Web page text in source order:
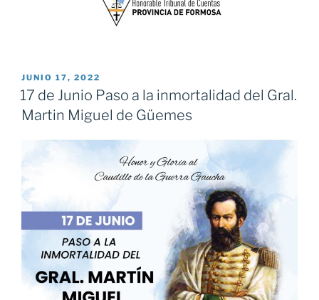
PUBLICADO
EL
JUNIO 17, 2022
17 de Junio Paso a la inmortalidad del Gral.
Martin Miguel de Güemes